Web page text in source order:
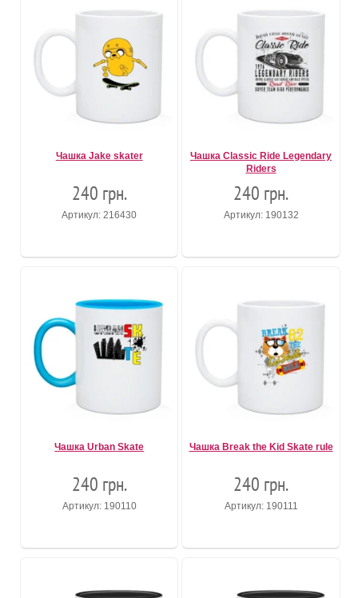
Чашка Jake skater
240 грн.
Артикул: 216430
Чашка Classic Ride Legendary
Riders
240 грн.
Артикул: 190132
Чашка Urban Skate
240 грн.
Артикул: 190110
Чашка Break the Kid Skate rule
240 грн.
Артикул: 190111